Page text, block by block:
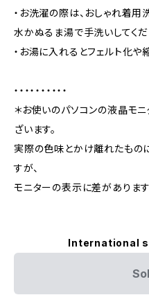
・お洗濯の際は、おしゃれ着用
水かぬるま湯で手洗いしてくだ
・お湯に入れるとフェルト化や
・・・・・・・・・・
＊お使いのパソコンの液晶モ
ざいます。
実際の色味とかけ離れたもの
すが、
モニターの表示に差がありま
International